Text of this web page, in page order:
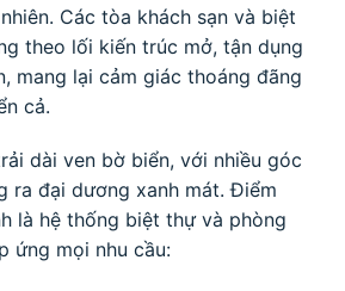
Các tòa khách sạn và biệt
theo lối kiến trúc mở, tận dụng
mang lại cảm giác thoáng đãng
cả.
dài ven bờ biển, với nhiều góc
ra đại dương xanh mát. Điểm
là hệ thống biệt thự và phòng
ứng mọi nhu cầu: